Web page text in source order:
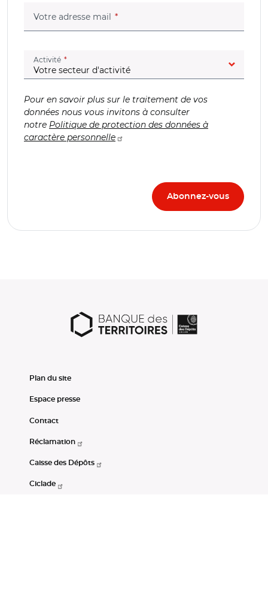
Votre adresse mail (champ obligatoire)
Activité (champ obligatoire)
Pour en savoir plus sur le traitement de vos
données nous vous invitons à consulter
notre Politique de protection des données à
caractère personnelle
Plan du site
Espace presse
Contact
Réclamation
Caisse des Dépôts
Ciclade